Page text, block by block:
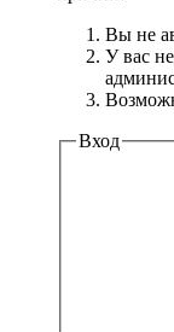
Вы не
У вас
Вход